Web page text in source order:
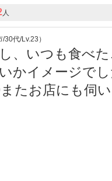
人
代/Lv.23）
、いつも食べ
かイメージで
たお店にも伺